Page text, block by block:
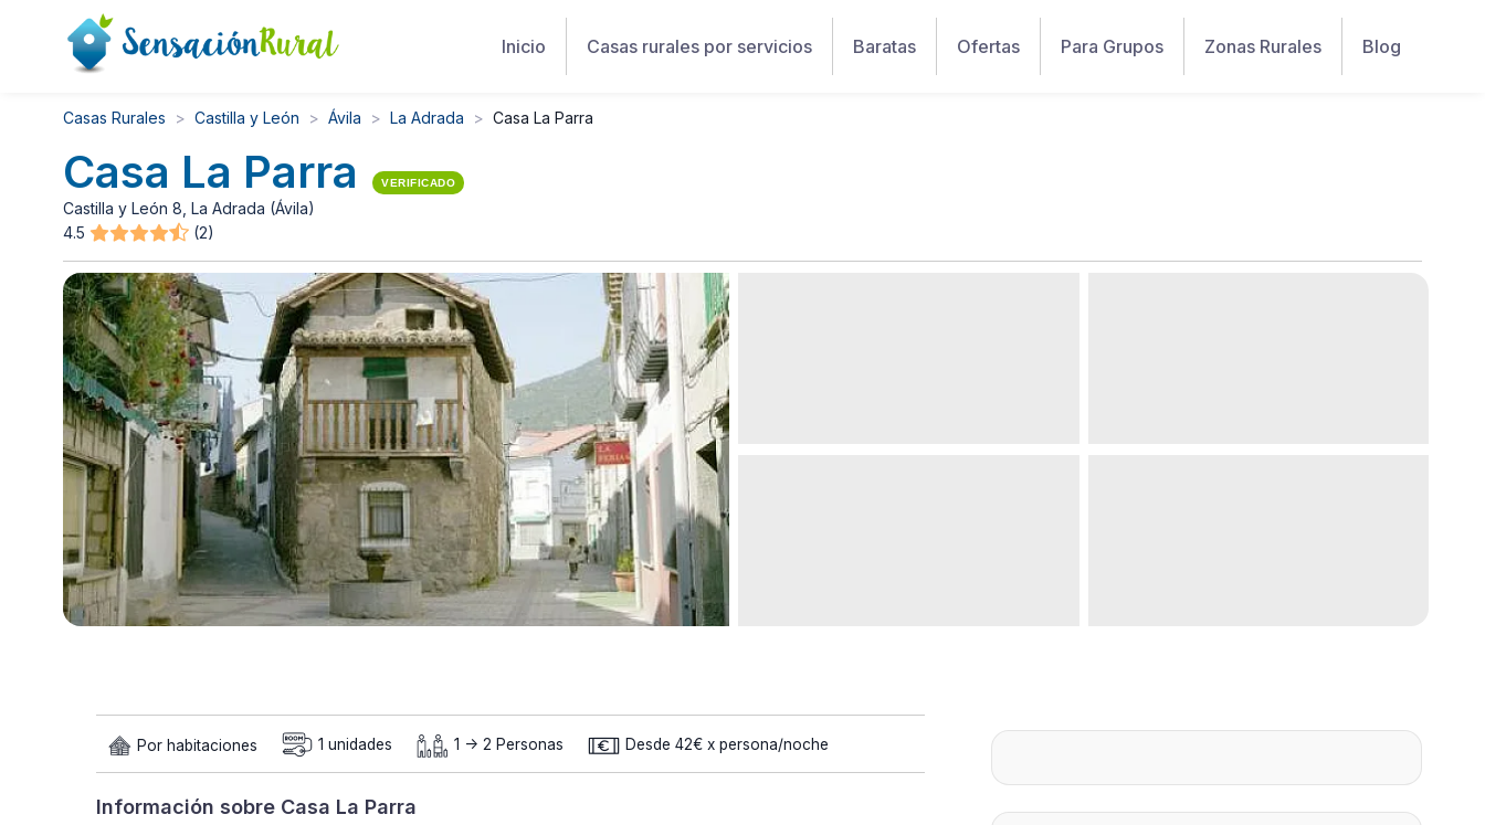
Inicio Casas rurales por servicios Baratas Ofertas Para Grupos Zonas Rurales Blog
Casas Rurales Castilla y León Ávila La Adrada Casa La Parra
Casa La Parra VERIFICADO
Castilla y León 8, La Adrada (Ávila)
4.5
(2)
Por habitaciones 1 unidades 1 -> 2 Personas Desde 42€ x persona/noche
Información sobre Casa La Parra